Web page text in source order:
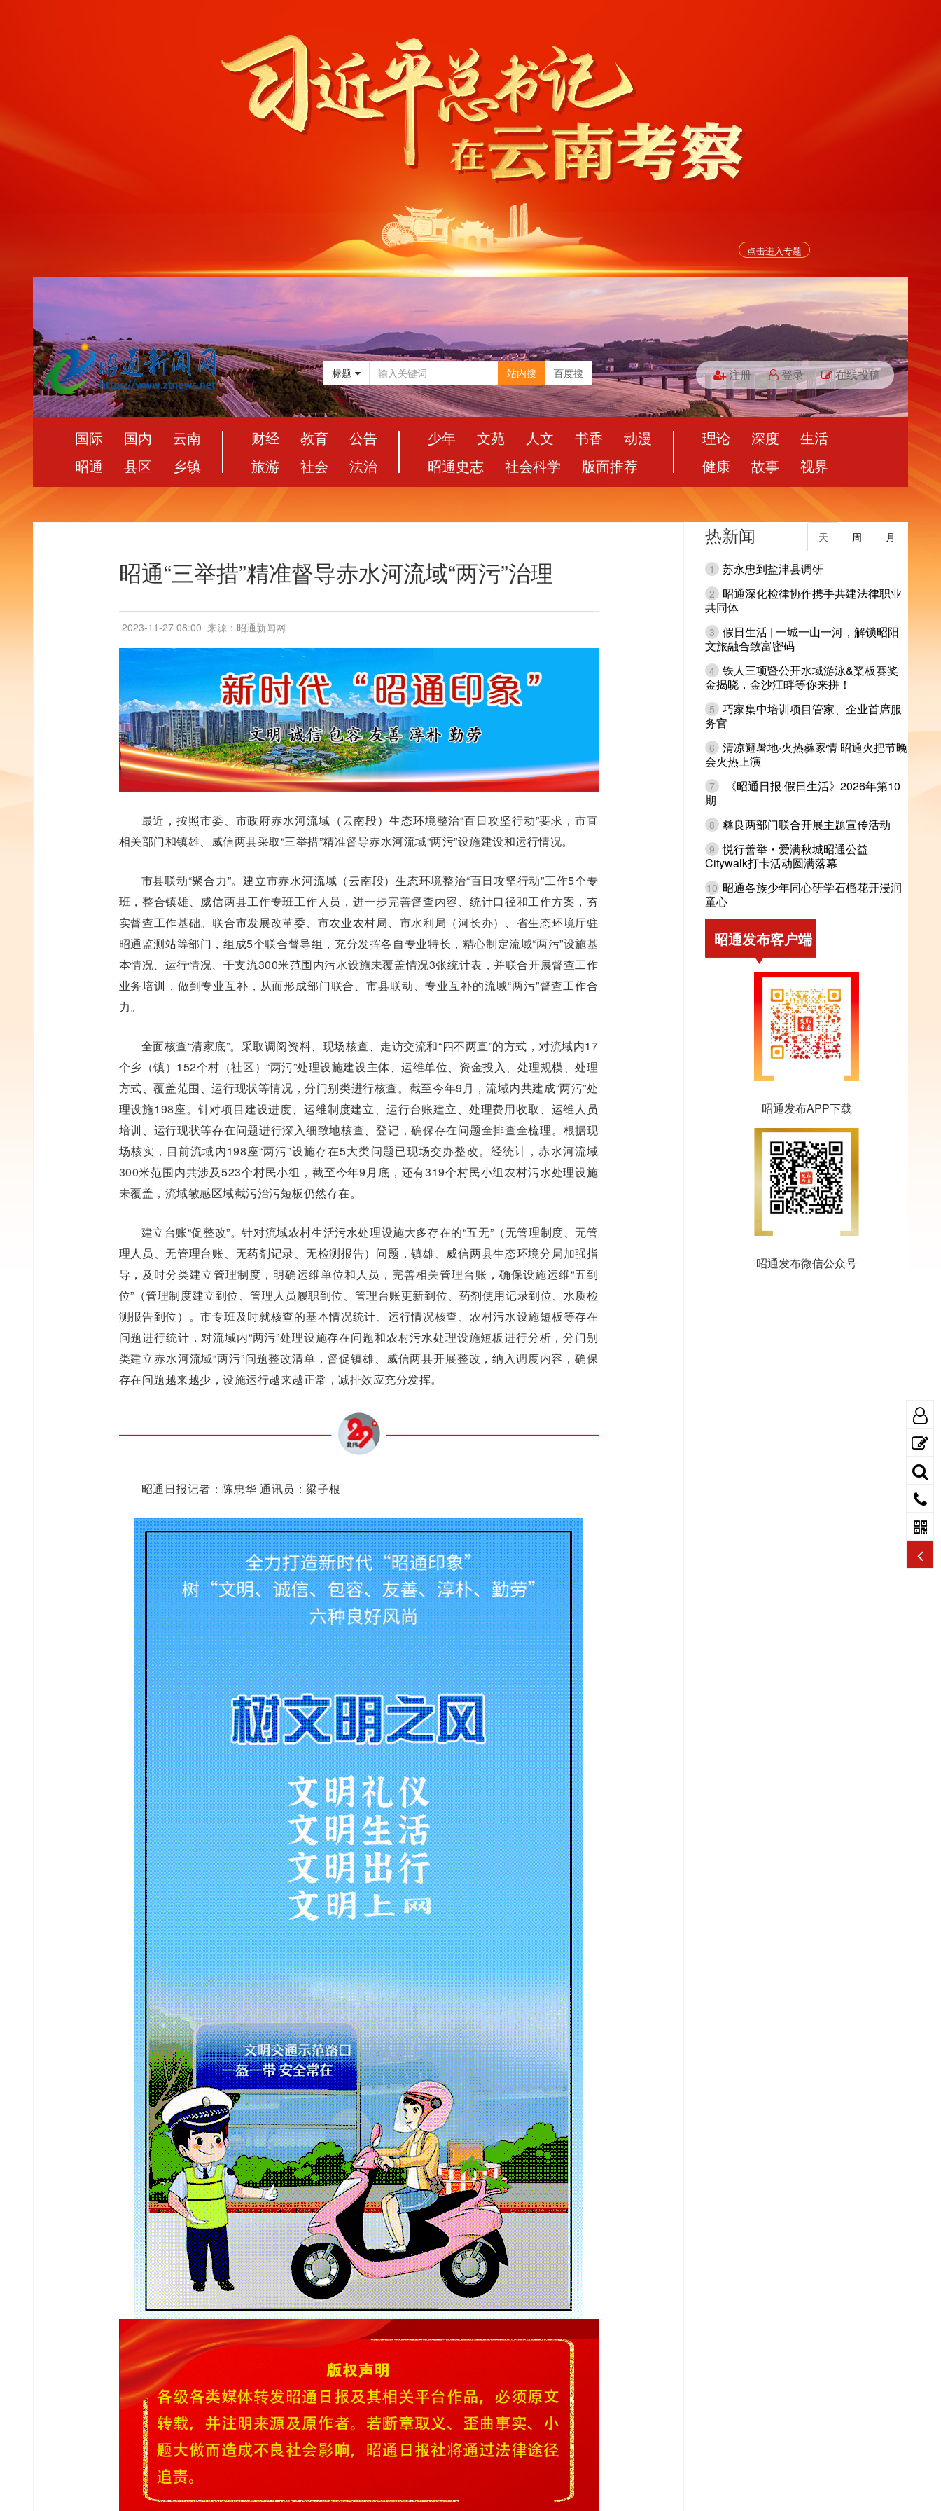
点击进入专题
标题 站内搜 百度搜 注册 登录 在线投稿
国际 国内
云南
昭通
县区 乡镇
财经 教育
公告
旅游
社会 法治
少年 文苑 人文 书香
动漫
昭通史志
社会科学 版面推荐
理论 深度
生活
健康
故事 视界
昭通“三举措”精准督导赤水河流域“两污”治理
2023-11-27 08:00 来源：昭通新闻网
最近，按照市委、市政府赤水河流域（云南段）生态环境整治“百日攻坚行动”要求，市直
相关部门和镇雄、威信两县采取“三举措”精准督导赤水河流域“两污”设施建设和运行情况。
市县联动“聚合力”。建立市赤水河流域（云南段）生态环境整治“百日攻坚行动”工作5个专
班，整合镇雄、威信两县工作专班工作人员，进一步完善督查内容、统计口径和工作方案，夯
实督查工作基础。联合市发展改革委、市农业农村局、市水利局（河长办）、省生态环境厅驻
昭通监测站等部门，组成5个联合督导组，充分发挥各自专业特长，精心制定流域“两污”设施基
本情况、运行情况、干支流300米范围内污水设施未覆盖情况3张统计表，并联合开展督查工作
业务培训，做到专业互补，从而形成部门联合、市县联动、专业互补的流域“两污”督查工作合
力。
全面核查“清家底”。采取调阅资料、现场核查、走访交流和“四不两直”的方式，对流域内17
个乡（镇）152个村（社区）“两污”处理设施建设主体、运维单位、资金投入、处理规模、处理
方式、覆盖范围、运行现状等情况，分门别类进行核查。截至今年9月，流域内共建成“两污”处
理设施198座。针对项目建设进度、运维制度建立、运行台账建立、处理费用收取、运维人员
培训、运行现状等存在问题进行深入细致地核查、登记，确保存在问题全排查全梳理。根据现
场核实，目前流域内198座“两污”设施存在5大类问题已现场交办整改。经统计，赤水河流域
300米范围内共涉及523个村民小组，截至今年9月底，还有319个村民小组农村污水处理设施
未覆盖，流域敏感区域截污治污短板仍然存在。
建立台账“促整改”。针对流域农村生活污水处理设施大多存在的“五无”（无管理制度、无管
理人员、无管理台账、无药剂记录、无检测报告）问题，镇雄、威信两县生态环境分局加强指
导，及时分类建立管理制度，明确运维单位和人员，完善相关管理台账，确保设施运维“五到
位”（管理制度建立到位、管理人员履职到位、管理台账更新到位、药剂使用记录到位、水质检
测报告到位）。市专班及时就核查的基本情况统计、运行情况核查、农村污水设施短板等存在
问题进行统计，对流域内“两污”处理设施存在问题和农村污水处理设施短板进行分析，分门别
类建立赤水河流域“两污”问题整改清单，督促镇雄、威信两县开展整改，纳入调度内容，确保
存在问题越来越少，设施运行越来越正常，减排效应充分发挥。
昭通日报记者：陈忠华 通讯员：梁子根
热新闻 月
周
天
1 苏永忠到盐津县调研
2
昭通深化检律协作携手共建法律职业
共同体
3 假日生活 | 一城一山一河，解锁昭阳
文旅融合致富密码
4 铁人三项暨公开水域游泳&桨板赛奖
金揭晓，金沙江畔等你来拼！
5 巧家集中培训项目管家、企业首席服
务官
6 清凉避暑地·火热彝家情 昭通火把节晚
会火热上演
7
《昭通日报·假日生活》2026年第10
期
8 彝良两部门联合开展主题宣传活动
9 悦行善举・爱满秋城昭通公益
Citywalk打卡活动圆满落幕
10 昭通各族少年同心研学石榴花开浸润
童心
昭通发布客户端
昭通发布APP下载
昭通发布微信公众号